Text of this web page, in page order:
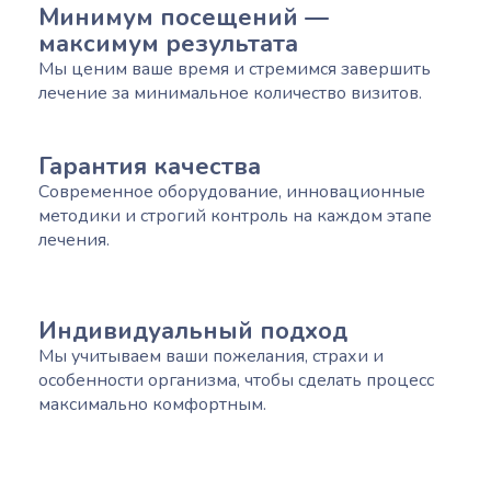
Минимум посещений —
максимум результата
Мы ценим ваше время и стремимся завершить
лечение за минимальное количество визитов.
Гарантия качества
Современное оборудование, инновационные
методики и строгий контроль на каждом этапе
лечения.
Индивидуальный подход
Мы учитываем ваши пожелания, страхи и
особенности организма, чтобы сделать процесс
максимально комфортным.